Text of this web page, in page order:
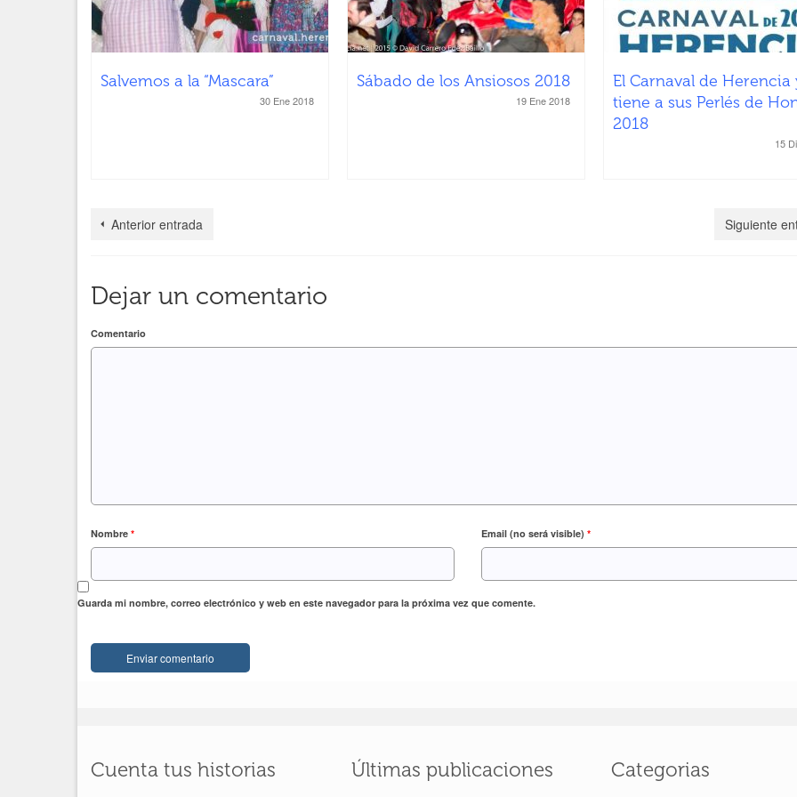
Salvemos a la “Mascara”
30 Ene 2018
Sábado de los Ansiosos 2018
19 Ene 2018
El Carnaval de Herencia
tiene a sus Perlés de
2018
15
Anterior entrada Siguiente
Dejar un comentario
Comentario
Nombre * Email (no será visible) *
Guarda mi nombre, correo electrónico y web en este navegador para la próxima vez que comente.
Cuenta tus historias Últimas publicaciones Categorias